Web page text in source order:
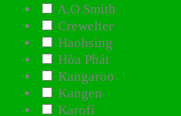
A.O Smith
Crewelter
Haohsing
Hòa Phát
Kangaroo
Kangen
Karofi